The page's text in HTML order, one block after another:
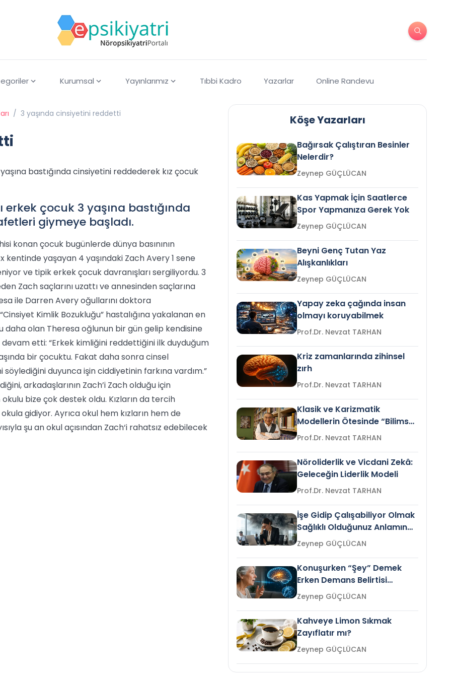
Kurumsal Yayınlarımız Tıbbi Kadro Yazarlar Online Randevu
/ 3 yaşında cinsiyetini reddetti
bastığında cinsiyetini reddederek kız çocuk
çocuk 3 yaşına bastığında
giymeye başladı.
konan çocuk bugünlerde dünya basınının
kentinde yaşayan 4 yaşındaki Zach Avery 1 sene
ve tipik erkek çocuk davranışları sergiliyordu. 3
Zach saçlarını uzattı ve annesinden saçlarına
ile Darren Avery oğullarını doktora
Kimlik Bozukluğu” hastalığına yakalanan en
daha olan Theresa oğlunun bir gün gelip kendisine
devam etti: “Erkek kimliğini reddettiğini ilk duyduğum
bir çocuktu. Fakat daha sonra cinsel
duyunca işin ciddiyetinin farkına vardım.”
arkadaşlarının Zach’i Zach olduğu için
bize çok destek oldu. Kızların da tercih
gidiyor. Ayrıca okul hem kızların hem de
şu an okul açısından Zach‘i rahatsız edebilecek
Köşe Yazarları
Bağırsak Çalıştıran Besinler
Nelerdir?
Zeynep GÜÇLÜCAN
Kas Yapmak İçin Saatlerce
Spor Yapmanıza Gerek Yok
Zeynep GÜÇLÜCAN
Beyni Genç Tutan Yaz
Alışkanlıkları
Zeynep GÜÇLÜCAN
Yapay zeka çağında insan
olmayı koruyabilmek
Prof.Dr. Nevzat TARHAN
Kriz zamanlarında zihinsel
zırh
Prof.Dr. Nevzat TARHAN
Klasik ve Karizmatik
Modellerin Ötesinde “Bilimsel
Liderlik”
Prof.Dr. Nevzat TARHAN
Nöroliderlik ve Vicdani Zekâ:
Geleceğin Liderlik Modeli
Prof.Dr. Nevzat TARHAN
İşe Gidip Çalışabiliyor Olmak
Sağlıklı Olduğunuz Anlamına
Gelir mi?Zeynep GÜÇLÜCAN
Konuşurken “Şey” Demek
Erken Demans Belirtisi
Olabilir mi?Zeynep GÜÇLÜCAN
Kahveye Limon Sıkmak
Zayıflatır mı?
Zeynep GÜÇLÜCAN